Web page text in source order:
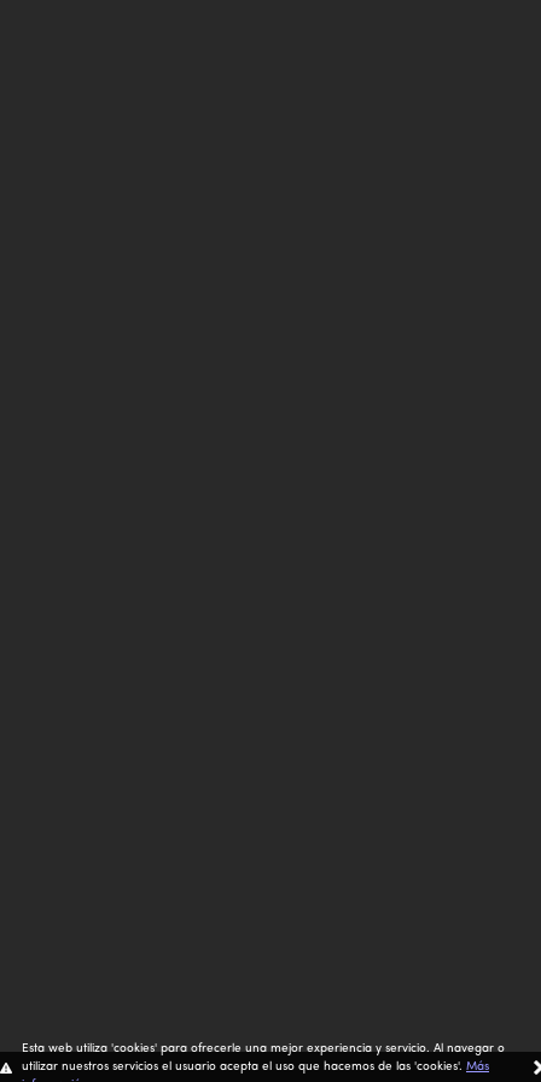
Esta web utiliza 'cookies' para ofrecerle una mejor experiencia y servicio. Al navegar o
utilizar nuestros servicios el usuario acepta el uso que hacemos de las 'cookies'. Más